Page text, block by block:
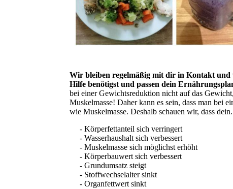
Wir bleiben regelmäßig mit dir in Kontakt und
Hilfe benötigst und passen dein
bei einer Gewichtsreduktion nicht auf das
Muskelmasse! Daher kann es sein, dass man bei
wie Muskelmasse. Deshalb schauen wir, dass
- Körperfettanteil sich verringert
- Wasserhaushalt sich verbessert
- Muskelmasse sich möglichst erhöht
- Körperbauwert sich verbessert
- Grundumsatz steigt
- Stoffwechselalter sinkt
- Organfettwert sinkt